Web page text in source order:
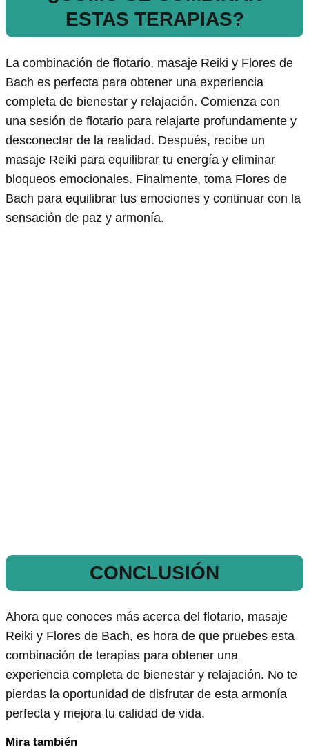
ESTAS TERAPIAS?
La combinación de flotario, masaje Reiki y Flores de
Bach es perfecta para obtener una experiencia
completa de bienestar y relajación. Comienza con
una sesión de flotario para relajarte profundamente y
desconectar de la realidad. Después, recibe un
masaje Reiki para equilibrar tu energía y eliminar
bloqueos emocionales. Finalmente, toma Flores de
Bach para equilibrar tus emociones y continuar con la
sensación de paz y armonía.
CONCLUSIÓN
Ahora que conoces más acerca del flotario, masaje
Reiki y Flores de Bach, es hora de que pruebes esta
combinación de terapias para obtener una
experiencia completa de bienestar y relajación. No te
pierdas la oportunidad de disfrutar de esta armonía
perfecta y mejora tu calidad de vida.
Mira también